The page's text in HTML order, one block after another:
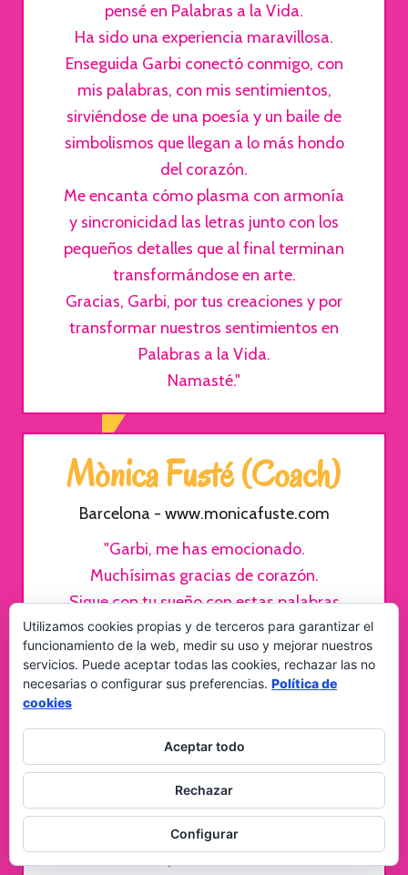
pensé en Palabras a la Vida.
Ha sido una experiencia maravillosa.
Enseguida Garbi conectó conmigo, con
mis palabras, con mis sentimientos,
sirviéndose de una poesía y un baile de
simbolismos que llegan a lo más hondo
del corazón.
Me encanta cómo plasma con armonía
y sincronicidad las letras junto con los
pequeños detalles que al final terminan
transformándose en arte.
Gracias, Garbi, por tus creaciones y por
transformar nuestros sentimientos en
Palabras a la Vida.
Namasté."
Mònica Fusté (Coach)
Barcelona - www.monicafuste.com
"Garbi, me has emocionado.
Muchísimas gracias de corazón.
Sigue con tu sueño con estas palabras
que acarician tanto el alma."
Laura
Ciudad Real
"En unas fechas difíciles para mí, me
sentía muy revuelta, con los
sentimientos a flor de piel, y tuve la
necesidad expresarlos con la idea de
Utilizamos cookies propias y de terceros para garantizar el
funcionamiento de la web, medir su uso y mejorar nuestros
servicios. Puede aceptar todas las cookies, rechazar las no
necesarias o configurar sus preferencias. Política de
cookies
Aceptar todo
Rechazar
Configurar